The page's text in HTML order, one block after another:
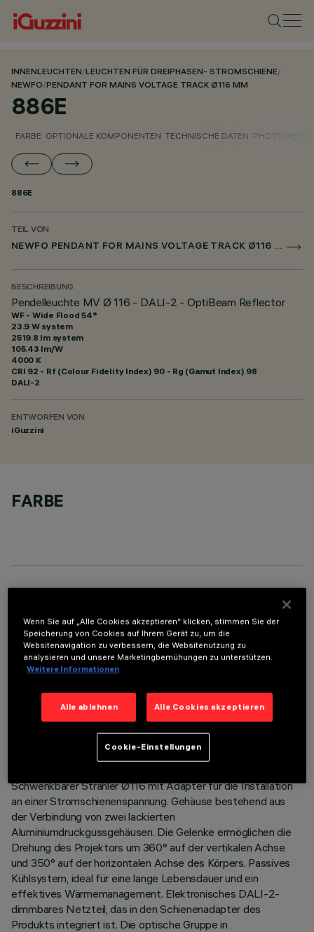
INNENLEUCHTEN/LEUCHTEN FÜR DREIPHASEN- STROMSCHIENE/
NEWFO/PENDANT FOR MAINS VOLTAGE TRACK Ø116 MM
886E
FARBE OPTIONALE KOMPONENTEN TECHNISCHE DATEN
886E
TEIL VON
NEWFO PENDANT FOR MAINS VOLTAGE TRACK Ø116 MM
BESCHREIBUNG
Pendelleuchte MV Ø 116 - DALI-2 - OptiBeam Reflector
WF - Wide Flood 54°
23.9 W system
2519.8 lm system
105.43 lm/W
4000 K
CRI 92 - Rf (Colour Fidelity Index) 90 - Rg (Gamut Index) 98
DALI-2
ENTWORFEN VON
iGuzzini
FARBE
TECHNISCHE DATEN
LETZTES UPDATE: 06.08.2026
Schwenkbarer Strahler Ø116 mit Adapter für die Installation
an einer Stromschienenspannung. Gehäuse bestehend aus
der Verbindung von zwei lackierten
Aluminiumdruckgussgehäusen. Die Gelenke ermöglichen die
Drehung des Projektors um 360° auf der vertikalen Achse
und 350° auf der horizontalen Achse des Körpers. Passives
Kühlsystem, ideal für eine lange Lebensdauer und ein
effektives Wärmemanagement. Elektronisches DALI-2-
dimmbares Netzteil, das in den Schienenadapter des
Produkts integriert ist. Die optische Gruppe in
Wenn Sie auf „Alle Cookies akzeptieren“ klicken, stimmen Sie der
Speicherung von Cookies auf Ihrem Gerät zu, um die
Websitenavigation zu verbessern, die Websitenutzung zu
analysieren und unsere Marketingbemühungen zu unterstützen.
Weitere Informationen
Alle ablehnen Alle Cookies akzeptieren
Cookie-Einstellungen